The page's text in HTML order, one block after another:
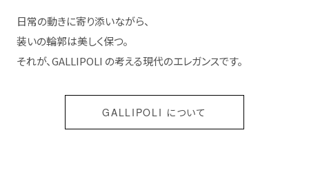
日常の動きに寄り添いながら、
装いの輪郭は美しく保つ。
それが、GALLIPOLI の考える現代のエレガンスです。
GALLIPOLI について